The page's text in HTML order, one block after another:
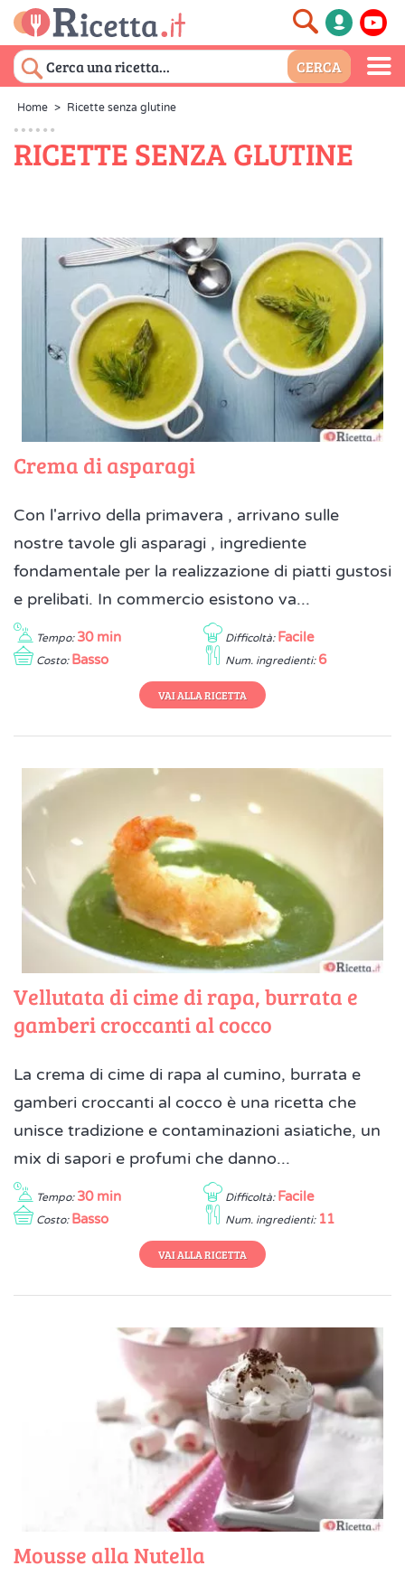
Home > Ricette senza glutine
RICETTE SENZA GLUTINE
Crema di asparagi
Con l'arrivo della primavera , arrivano sulle
nostre tavole gli asparagi , ingrediente
fondamentale per la realizzazione di piatti gustosi
e prelibati. In commercio esistono va...
Tempo: 30 min Difficoltà: Facile
Costo: Basso Num. ingredienti: 6
VAI ALLA RICETTA
Vellutata di cime di rapa, burrata e
gamberi croccanti al cocco
La crema di cime di rapa al cumino, burrata e
gamberi croccanti al cocco è una ricetta che
unisce tradizione e contaminazioni asiatiche, un
mix di sapori e profumi che danno...
Tempo: 30 min Difficoltà: Facile
Costo: Basso Num. ingredienti: 11
VAI ALLA RICETTA
Mousse alla Nutella